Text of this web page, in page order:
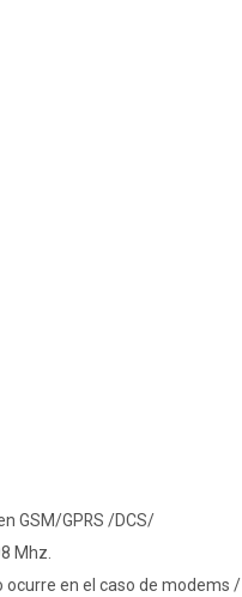
GSM/GPRS /DCS/
Mhz.
ocurre en el caso de modems /